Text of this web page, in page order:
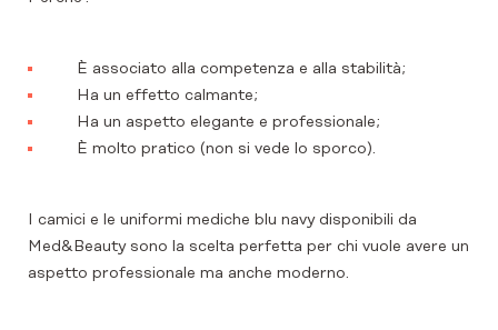
È associato alla competenza e alla stabilità;
Ha un effetto calmante;
Ha un aspetto elegante e professionale;
È molto pratico (non si vede lo sporco).
I camici e le uniformi mediche blu navy disponibili da
Med&Beauty sono la scelta perfetta per chi vuole avere un
aspetto professionale ma anche moderno.